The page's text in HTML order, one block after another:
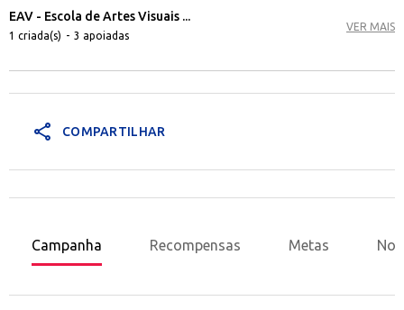
EAV - Escola de Artes Visuais ...
1 criada(s) - 3 apoiadas
VER MAIS
share COMPARTILHAR
Campanha Recompensas Metas